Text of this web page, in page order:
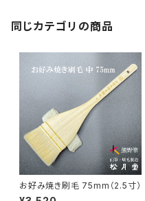
長流 / CHORYU (ink draw)
山馬筆 / SANBA (ink,rough
ローケツ筆 / ROUKETSU
俳画筆 / HAIGA (haiku
竹刷毛 / TAKEBAKE
唐刷毛
日本画用唐刷毛
アニメ水張り・ぼかし・グラデーション
アニメ特定用途描き・特殊
絵手紙 - picture letter
カリグラフィー - calligraphy
陶芸 - ceramics
染色（友禅・紅型・ろうけつ
同じカテゴリの商品
お好み焼き刷毛 75mm（2.5寸）